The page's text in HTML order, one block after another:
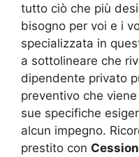
tutto ciò che più
bisogno per voi e i
specializzata in
a sottolineare che
dipendente privato
preventivo che
sue specifiche
alcun impegno.
prestito con